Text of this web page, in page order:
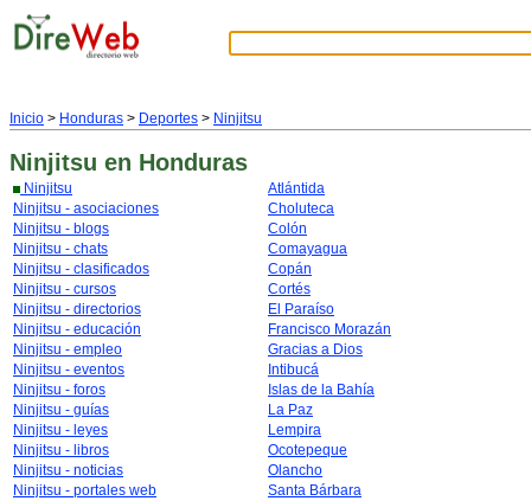
Inicio > Honduras > Deportes > Ninjitsu
Ninjitsu en Honduras
Ninjitsu
Ninjitsu - asociaciones
Ninjitsu - blogs
Ninjitsu - chats
Ninjitsu - clasificados
Ninjitsu - cursos
Ninjitsu - directorios
Ninjitsu - educación
Ninjitsu - empleo
Ninjitsu - eventos
Ninjitsu - foros
Ninjitsu - guías
Ninjitsu - leyes
Ninjitsu - libros
Ninjitsu - noticias
Ninjitsu - portales web
Atlántida
Choluteca
Colón
Comayagua
Copán
Cortés
El Paraíso
Francisco Morazán
Gracias a Dios
Intibucá
Islas de la Bahía
La Paz
Lempira
Ocotepeque
Olancho
Santa Bárbara